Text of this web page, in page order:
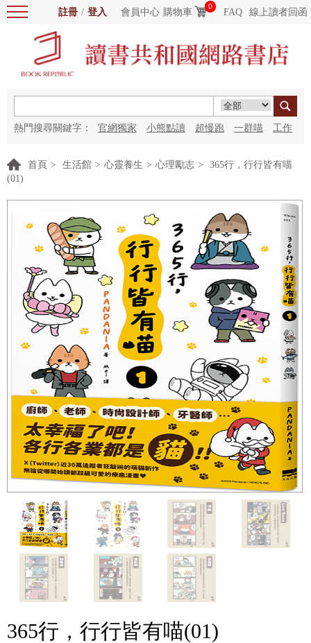
註冊 / 登入 會員中心 購物車
0
FAQ 線上讀者回函
熱門搜尋關鍵字： 官網獨家 小熊點讀 超慢跑 一群喵 工作
首頁 > 生活館 > 心靈養生 > 心理勵志 >
365行，行行皆有喵
(01)
365行，行行皆有喵(01)